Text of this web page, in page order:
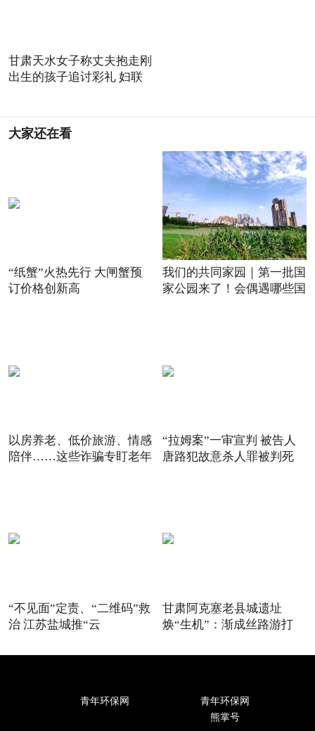
甘肃天水女子称丈夫抱走刚
出生的孩子追讨彩礼 妇联
大家还在看
“纸蟹”火热先行 大闸蟹预
订价格创新高
我们的共同家园｜第一批国
家公园来了！会偶遇哪些国
以房养老、低价旅游、情感
陪伴……这些诈骗专盯老年
“拉姆案”一审宣判 被告人
唐路犯故意杀人罪被判死
“不见面”定责、“二维码”救
治 江苏盐城推“云
甘肃阿克塞老县城遗址
焕“生机”：渐成丝路游打
青年环保网
青年环保网
熊掌号